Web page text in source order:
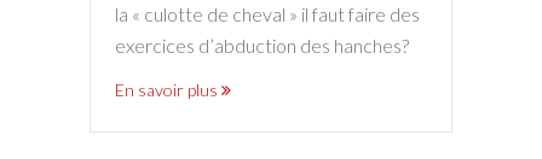
la « culotte de cheval » il faut faire des
exercices d’abduction des hanches?
En savoir plus